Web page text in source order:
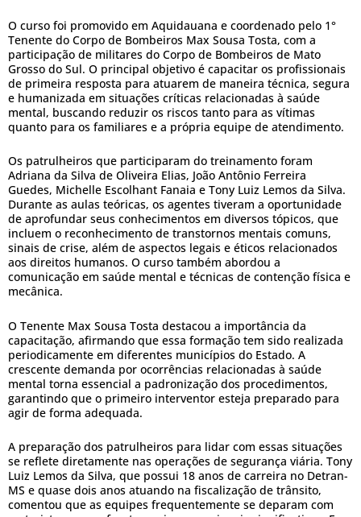
O curso foi promovido em Aquidauana e coordenado pelo 1°
Tenente do Corpo de Bombeiros Max Sousa Tosta, com a
participação de militares do Corpo de Bombeiros de Mato
Grosso do Sul. O principal objetivo é capacitar os profissionais
de primeira resposta para atuarem de maneira técnica, segura
e humanizada em situações críticas relacionadas à saúde
mental, buscando reduzir os riscos tanto para as vítimas
quanto para os familiares e a própria equipe de atendimento.
Os patrulheiros que participaram do treinamento foram
Adriana da Silva de Oliveira Elias, João Antônio Ferreira
Guedes, Michelle Escolhant Fanaia e Tony Luiz Lemos da Silva.
Durante as aulas teóricas, os agentes tiveram a oportunidade
de aprofundar seus conhecimentos em diversos tópicos, que
incluem o reconhecimento de transtornos mentais comuns,
sinais de crise, além de aspectos legais e éticos relacionados
aos direitos humanos. O curso também abordou a
comunicação em saúde mental e técnicas de contenção física e
mecânica.
O Tenente Max Sousa Tosta destacou a importância da
capacitação, afirmando que essa formação tem sido realizada
periodicamente em diferentes municípios do Estado. A
crescente demanda por ocorrências relacionadas à saúde
mental torna essencial a padronização dos procedimentos,
garantindo que o primeiro interventor esteja preparado para
agir de forma adequada.
A preparação dos patrulheiros para lidar com essas situações
se reflete diretamente nas operações de segurança viária. Tony
Luiz Lemos da Silva, que possui 18 anos de carreira no Detran-
MS e quase dois anos atuando na fiscalização de trânsito,
comentou que as equipes frequentemente se deparam com